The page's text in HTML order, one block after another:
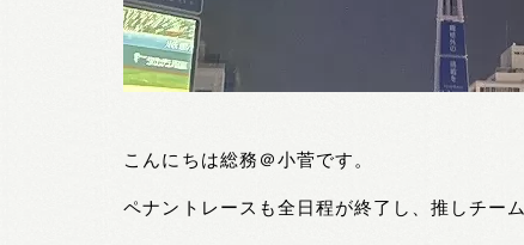
こんにちは総務＠小菅です。
ペナントレースも全日程が終了し、推しチ